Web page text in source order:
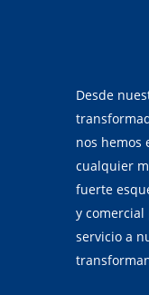
Desde
nos hemos
cualquier
fuerte
y
servicio a